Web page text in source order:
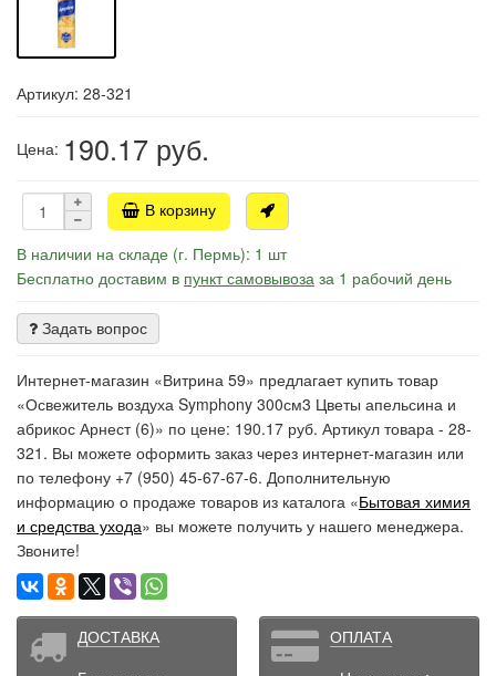
Артикул: 28-321
Цена: 190.17 руб.
В корзину
В наличии на складе (г. Пермь): 1 шт
Бесплатно доставим в пункт самовывоза за 1 рабочий день
Задать вопрос
Интернет-магазин «Витрина 59» предлагает купить товар
«Освежитель воздуха Symphony 300см3 Цветы апельсина и
абрикос Арнест (6)» по цене: 190.17 руб. Артикул товара - 28-
321. Вы можете оформить заказ через интернет-магазин или
по телефону +7 (950) 45-67-67-6. Дополнительную
информацию о продаже товаров из каталога «Бытовая химия
и средства ухода» вы можете получить у нашего менеджера.
Звоните!
ДОСТАВКА
ОПЛАТА